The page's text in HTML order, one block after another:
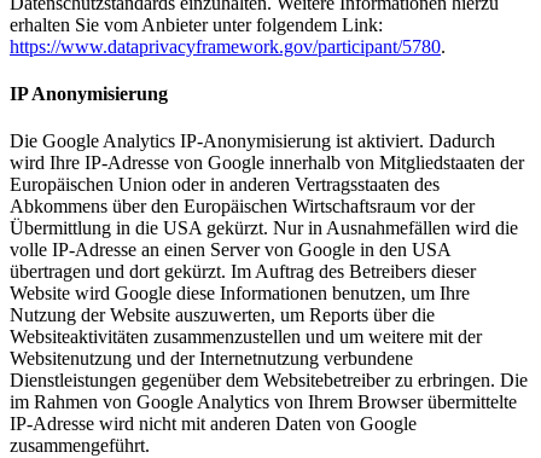
erhalten Sie vom Anbieter unter folgendem Link:
https://www.dataprivacyframework.gov/participant/5780.
IP Anonymisierung
Die Google Analytics IP-Anonymisierung ist aktiviert. Dadurch
wird Ihre IP-Adresse von Google innerhalb von Mitgliedstaaten der
Europäischen Union oder in anderen Vertragsstaaten des
Abkommens über den Europäischen Wirtschaftsraum vor der
Übermittlung in die USA gekürzt. Nur in Ausnahmefällen wird die
volle IP-Adresse an einen Server von Google in den USA
übertragen und dort gekürzt. Im Auftrag des Betreibers dieser
Website wird Google diese Informationen benutzen, um Ihre
Nutzung der Website auszuwerten, um Reports über die
Websiteaktivitäten zusammenzustellen und um weitere mit der
Websitenutzung und der Internetnutzung verbundene
Dienstleistungen gegenüber dem Websitebetreiber zu erbringen. Die
im Rahmen von Google Analytics von Ihrem Browser übermittelte
IP-Adresse wird nicht mit anderen Daten von Google
zusammengeführt.